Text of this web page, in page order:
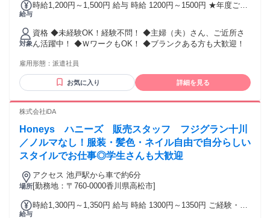
給与
時給1,200円～1,500円 給与 時給 1200円～1500円 ★年度ごと
月25日 交通費：交通費支給
対象
資格 ◆未経験OK！経験不問！ ◆主婦（夫）さん、ご近所さ
ん活躍中！ ◆ＷワークもOK！ ◆ブランクある方も大歓迎！
雇用形態： 派遣社員
お気に入り 詳細を見る
株式会社iDA
Honeys ハニーズ 販売スタッフ フジグラン十川
／ノルマなし！服装・髪色・ネイル自由で自分らしい
スタイルでお仕事◎学生さんも大歓迎
場所
アクセス 池戸駅から車で約6分
[勤務地：〒760-0000香川県高松市]
給与
時給1,300円～1,350円 給与 時給 1300円～1350円 ご経験・ス